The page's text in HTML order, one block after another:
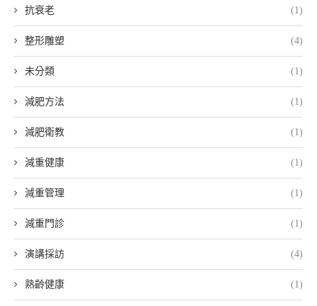
抗衰老 (1)
整形雕塑 (4)
未分類 (1)
減肥方法 (1)
減肥衛教 (1)
減重健康 (1)
減重管理 (1)
減重門診 (1)
演講採訪 (4)
熟齡健康 (1)